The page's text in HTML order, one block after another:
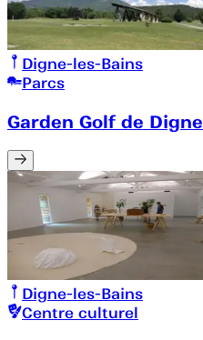
Digne-les-Bains
Parcs
Garden Golf de Digne
Digne-les-Bains
Centre culturel